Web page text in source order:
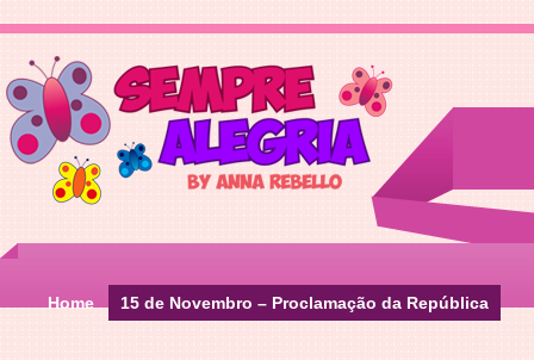
Home 15 de Novembro – Proclamação da República